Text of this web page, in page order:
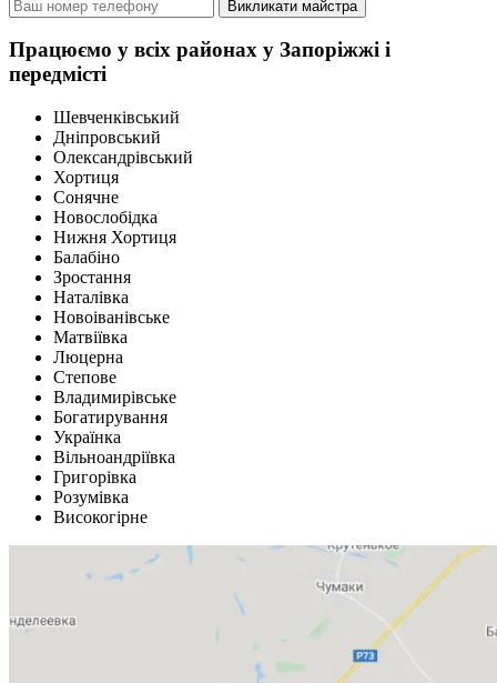
Викликати майстра
Працюємо у всіх районах у Запоріжжі і
передмісті
Шевченківський
Дніпровський
Олександрівський
Хортиця
Сонячне
Новослобідка
Нижня Хортиця
Балабіно
Зростання
Наталівка
Новоіванівське
Матвіївка
Люцерна
Степове
Владимирівське
Богатирування
Українка
Вільноандріївка
Григорівка
Розумівка
Високогірне